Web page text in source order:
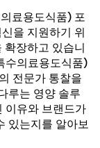
료용도식품) 포
을 지원하기 위
확장하고 있습니
수의료용도식품)
전문가 통찰을
루는 영양 솔루
이유와 브랜드가
있는지를 알아보